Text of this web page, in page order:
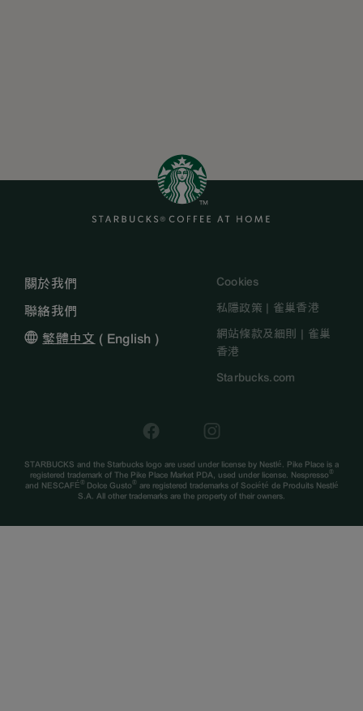
關於我們
聯絡我們
繁體中文 ( English )
Cookies
私隱政策 | 雀巢香港
網站條款及細則 | 雀巢
香港
Starbucks.com
STARBUCKS and the Starbucks logo are used under license by Nestlé. Pike Place is a
registered trademark of The Pike Place Market PDA, used under license. Nespresso ®
and NESCAFÉ ® Dolce Gusto ® are registered trademarks of Société de Produits Nestlé
S.A. All other trademarks are the property of their owners.